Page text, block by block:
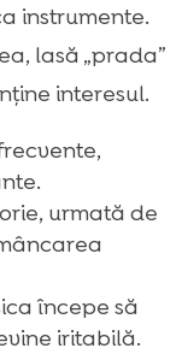
instrumente.
lasă „prada”
interesul.
urmată de
începe să
iritabilă.